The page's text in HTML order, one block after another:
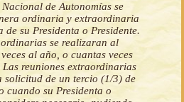
de Autonomías se
ordinaria y extraordinaria
de su Presidenta o Presidente.
se realizaran al
al año, o cuantas veces
Las reuniones extraordinarias
solicitud de un tercio (1/3) de
cuando su Presidenta o